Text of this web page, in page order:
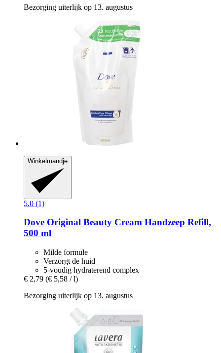
Bezorging uiterlijk op 13. augustus
Winkelmandje
5.0 (1)
Dove Original Beauty Cream Handzeep Refill,
500 ml
Milde formule
Verzorgt de huid
5-voudig hydraterend complex
€ 2,79 (€ 5,58 / l)
Bezorging uiterlijk op 13. augustus